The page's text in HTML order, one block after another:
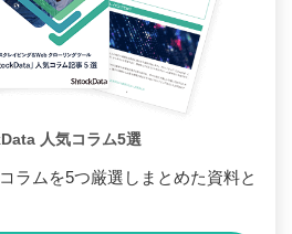
人気コラム5選
ラムを5つ厳選しまとめた資料と